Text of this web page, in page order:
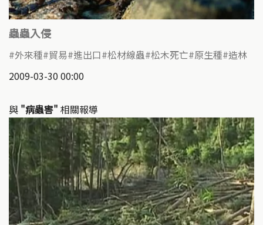
蟲蟲入侵
外來種 貿易 進出口 松材線蟲 松木死亡 原生種 造林
2009-03-30 00:00
與 "病蟲害" 相關報導